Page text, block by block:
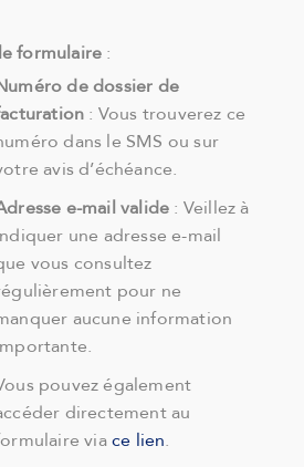
formulaire :
de dossier de
: Vous trouverez ce
dans le SMS ou sur
avis d’échéance.
e-mail valide : Veillez à
une adresse e-mail
vous consultez
pour ne
aucune information
pouvez également
directement au
viace lien.